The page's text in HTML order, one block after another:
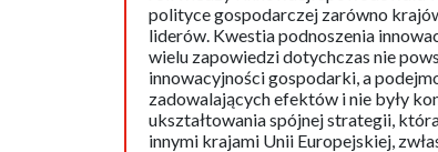
polityce gospodarczej zarówno
liderów. Kwestia podnoszenia
wielu zapowiedzi dotychczas nie
innowacyjności gospodarki, a
zadowalających efektów i nie były
ukształtowania spójnej strategii,
innymi krajami Unii Europejskiej,